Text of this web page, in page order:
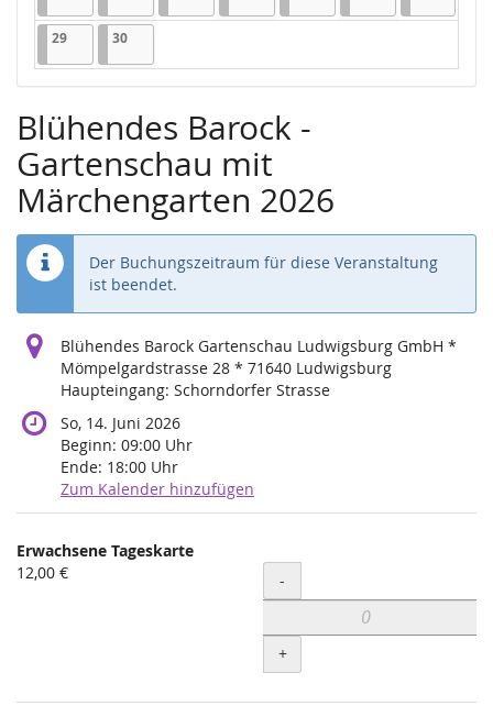
2929.06.2026
1 Veranstaltung
3030.06.2026
1 Veranstaltung
Blühendes Barock -
Gartenschau mit
Märchengarten 2026
Der Buchungszeitraum für diese Veranstaltung
ist beendet.
Blühendes Barock Gartenschau Ludwigsburg GmbH *
Mömpelgardstrasse 28 * 71640 Ludwigsburg
Haupteingang: Schorndorfer Strasse
So, 14. Juni 2026
Beginn: 09:00 Uhr
Ende: 18:00 Uhr
Zum Kalender hinzufügen
Produkte
Unkategorisierte
Erwachsene Tageskarte
12,00 €
Menge
-
+